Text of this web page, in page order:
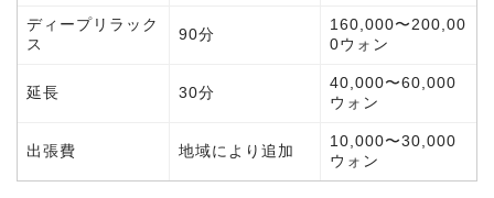
ディープリラック
ス
90分
160,000〜200,00
0ウォン
延長 30分
40,000〜60,000
ウォン
出張費 地域により追加
10,000〜30,000
ウォン